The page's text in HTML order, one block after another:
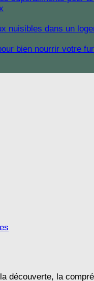
découverte, la